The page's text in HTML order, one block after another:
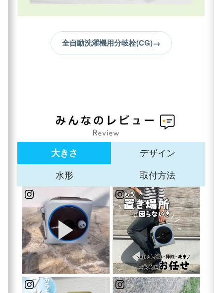
全自動洗濯機用分岐栓(CG)→
大きさ デザイン
水形 取付方法